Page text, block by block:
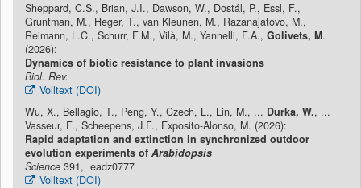
Sheppard, C.S., Brian, J.I., Dawson, W., Dostál, P., Essl, F.,
Gruntman, M., Heger, T., van Kleunen, M., Razanajatovo, M.,
Reimann, L.C., Schurr, F.M., Vilà, M., Yannelli, F.A., Golivets, M.
(2026):
Dynamics of biotic resistance to plant invasions
Biol. Rev.
Volltext (DOI)
Wu, X., Bellagio, T., Peng, Y., Czech, L., Lin, M., ... Durka, W., ...
Vasseur, F., Scheepens, J.F., Exposito-Alonso, M. (2026):
Rapid adaptation and extinction in synchronized outdoor
evolution experiments of Arabidopsis
Science 391, eadz0777
Volltext (DOI)